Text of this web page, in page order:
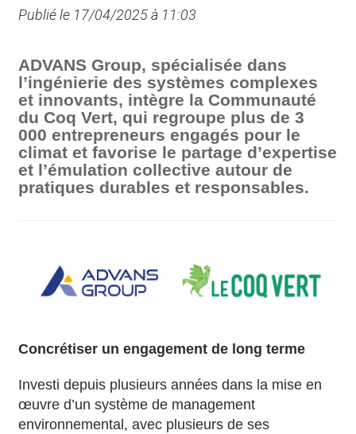
Publié le 17/04/2025 à 11:03
ADVANS Group, spécialisée dans
l’ingénierie des systèmes complexes
et innovants, intègre la Communauté
du Coq Vert, qui regroupe plus de 3
000 entrepreneurs engagés pour le
climat et favorise le partage d’expertise
et l’émulation collective autour de
pratiques durables et responsables.
Concrétiser un engagement de long terme
Investi depuis plusieurs années dans la mise en
œuvre d’un système de management
environnemental, avec plusieurs de ses